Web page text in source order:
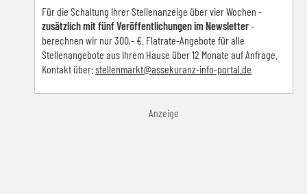
Für die Schaltung Ihrer Stellenanzeige über vier Wochen -
zusätzlich mit fünf Veröffentlichungen im Newsletter-
berechnen wir nur 300,- €. Flatrate-Angebote für alle
Stellenangebote aus Ihrem Hause über 12 Monate auf Anfrage.
Kontakt über:stellenmarkt@assekuranz-info-portal.de
Anzeige